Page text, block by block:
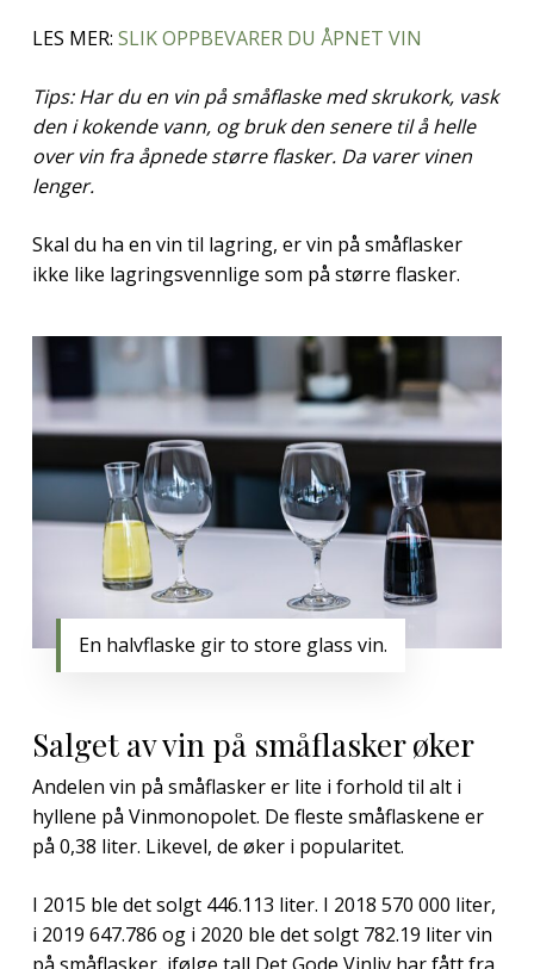
LES MER: SLIK OPPBEVARER DU ÅPNET VIN
Tips: Har du en vin på småflaske med skrukork, vask
den i kokende vann, og bruk den senere til å helle
over vin fra åpnede større flasker. Da varer vinen
lenger.
Skal du ha en vin til lagring, er vin på småflasker
ikke like lagringsvennlige som på større flasker.
En halvflaske gir to store glass vin.
Salget av vin på småflasker øker
Andelen vin på småflasker er lite i forhold til alt i
hyllene på Vinmonopolet. De fleste småflaskene er
på 0,38 liter. Likevel, de øker i popularitet.
I 2015 ble det solgt 446.113 liter. I 2018 570 000 liter,
i 2019 647.786 og i 2020 ble det solgt 782.19 liter vin